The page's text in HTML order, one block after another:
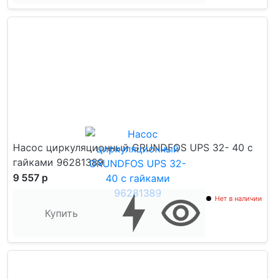
Насос циркуляционный GRUNDFOS UPS 32- 40 с
гайками 96281389
9 557 р
Купить
Нет в наличии